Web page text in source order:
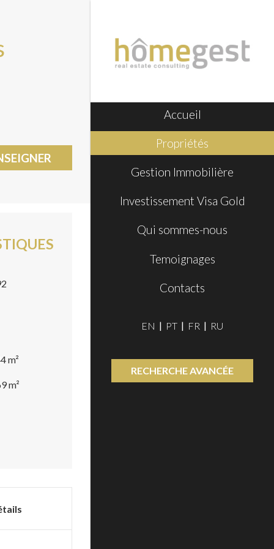
Accueil
Propriétés
Gestion Immobilière
Investissement Visa Gold
Qui sommes-nous
Temoignages
Contacts
EN PT FR RU
RECHERCHE AVANCÉE
m²
m²